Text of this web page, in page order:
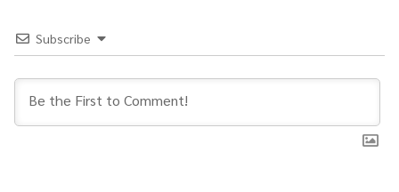
to nije slučaj”, kaže Stojanović, objašnjavajući da takva
radi o zločinu protiv čovječnosti.
Zbog toga on smatra malo vjerovatnim da će doći do
promjene kvalifikacije zločina u pet opština koje su u svojoj
Subscribe